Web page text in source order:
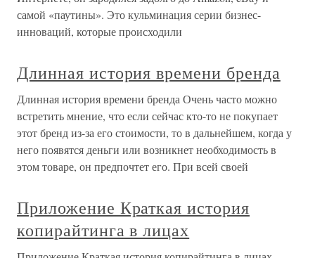
самой «паутины». Это кульминация серии бизнес-
инноваций, которые происходили
Длинная история времени бренда
Длинная история времени бренда Очень часто можно
встретить мнение, что если сейчас кто-то не покупает
этот бренд из-за его стоимости, то в дальнейшем, когда у
него появятся деньги или возникнет необходимость в
этом товаре, он предпочтет его. При всей своей
Приложение Краткая история
копирайтинга в лицах